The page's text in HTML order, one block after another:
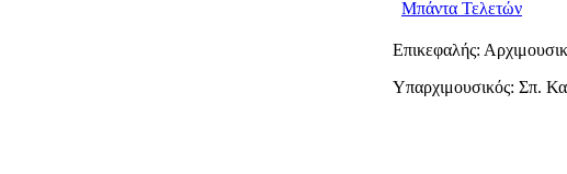
Μπάντα Τελετών
Επικεφαλής:
Υπαρχιμουσικός: Σπ.